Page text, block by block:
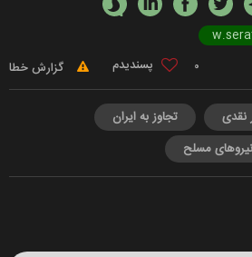
0 گزارش خطا
نقدی
تجاوز به ایران
نیروهای مسلح